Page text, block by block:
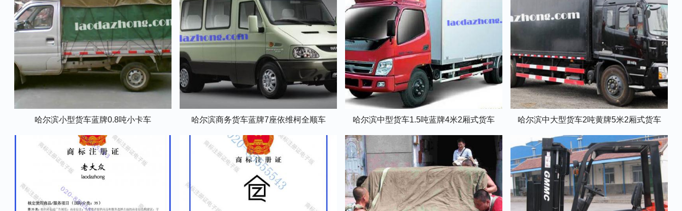
哈尔滨小型货车蓝牌0.8吨小卡车 哈尔滨商务货车蓝牌7座依维柯全顺车 哈尔滨中型货车1.5吨蓝牌4米2厢式货车 哈尔滨中大型货车2吨黄牌5米2厢式货车